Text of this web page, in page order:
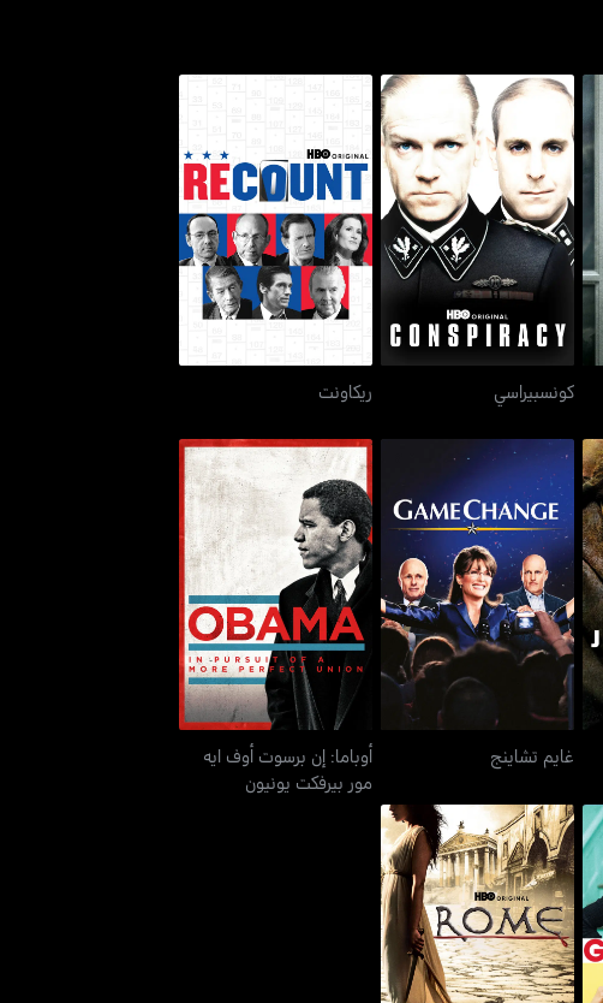
كونسبيراسي
كونسبيراسي
ريكاونت
ريكاونت
غايم تشاينج
غايم تشاينج
أوباما: إن برسوت أوف ايه
مور بيرفكت يونيون
أوباما: إن برسوت أوف ايه
مور بيرفكت يونيون
روم